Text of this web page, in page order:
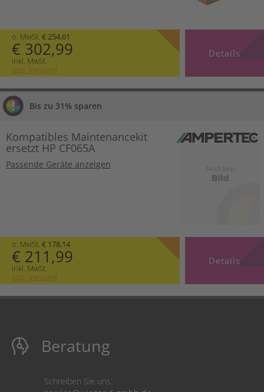
o. MwSt. € 254,61
€ 302,99
inkl. MwSt.
zzgl. Versand
Details
Bis zu 31% sparen
Kompatibles Maintenancekit
ersetzt HP CF065A
Passende Geräte anzeigen
o. MwSt. € 178,14
€ 211,99
inkl. MwSt.
zzgl. Versand
Details
Beratung
Schreiben Sie uns: